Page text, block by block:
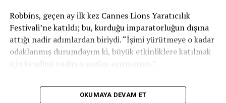
Robbins, geçen ay ilk kez Cannes Lions Yaratıcılık
Festivali’ne katıldı; bu, kurduğu imparatorluğun dışına
attığı nadir adımlardan biriydi. “İşimi yürütmeye o kadar
odaklanmış durumdayım ki, büyük etkinliklere katılmak
için kendimi nadiren ondan ayırıyorum.”
Ancak reklam satış ortağı SiriusXM ile birlikte katılmaya
davet edilmesiyle, 2026 festivali programına uyan ilk
OKUMAYA DEVAM ET